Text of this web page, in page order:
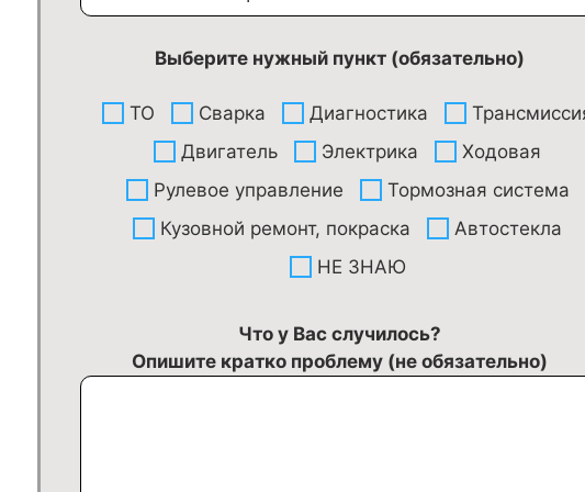
Выберите нужный пункт (обязательно)
ТО Сварка Диагностика
Двигатель
Электрика
Ходовая
Рулевое управление
Тормозная система
Кузовной ремонт, покраска
Автостекла
НЕ ЗНАЮ
Что у Вас случилось?
Опишите кратко проблему (не обязательно)